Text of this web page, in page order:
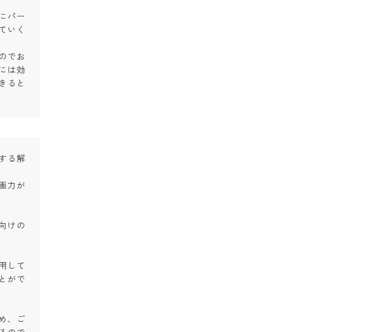
パー
いく
でお
は効
ると
る解
力が
けの
して
がで
、ご